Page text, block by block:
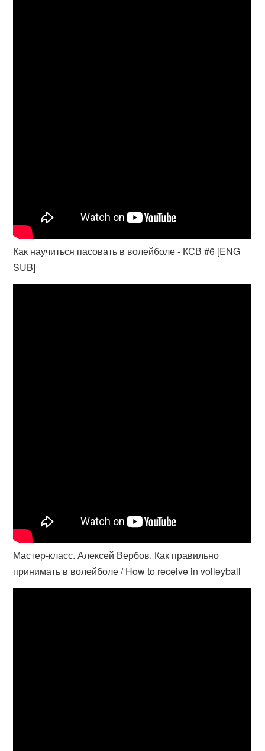
Как научиться пасовать в волейболе - КСВ #6 [ENG
SUB]
Мастер-класс. Алексей Вербов. Как правильно
принимать в волейболе / How to receive in volleyball